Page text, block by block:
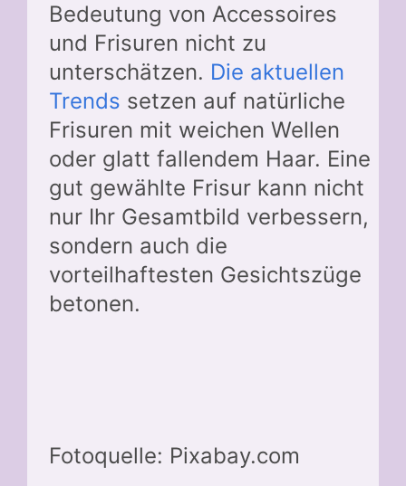
Bedeutung von Accessoires
und Frisuren nicht zu
unterschätzen. Die aktuellen
Trends setzen auf natürliche
Frisuren mit weichen Wellen
oder glatt fallendem Haar. Eine
gut gewählte Frisur kann nicht
nur Ihr Gesamtbild verbessern,
sondern auch die
vorteilhaftesten Gesichtszüge
betonen.
Fotoquelle: Pixabay.com